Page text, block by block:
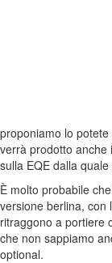
proponiamo lo
verrà prodotto anche
sulla EQE dalla
È molto probabile
versione berlina, con
ritraggono a portiere
che non sappiamo
optional.